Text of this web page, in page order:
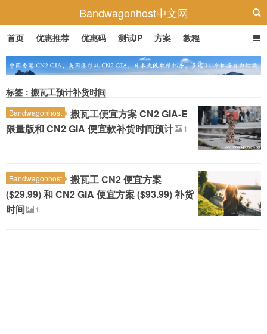
Bandwagonhost中文网
首页 优惠推荐 优惠码 测试IP 方案 教程
标签：搬瓦工预计补货时间
Bandwagonhost
搬瓦工便宜方案 CN2 GIA-E
限量版和 CN2 GIA 便宜款补货时间预计
1
Bandwagonhost
搬瓦工 CN2 便宜方案
($29.99) 和 CN2 GIA 便宜方案 ($93.99) 补货
时间
1